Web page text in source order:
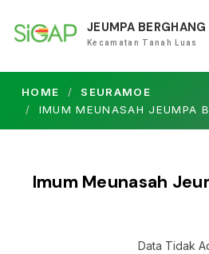
JEUMPA BERGHANG
Kecamatan Tanah Luas
HOME
SEURAMOE
IMUM MEUNASAH JEUMPA
Imum Meunasah
Data Tidak